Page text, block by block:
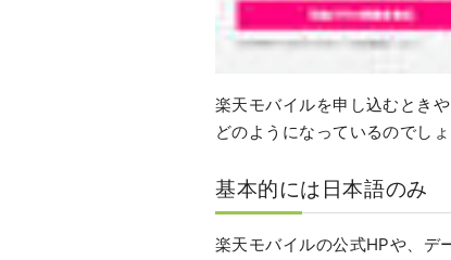
楽天モバイルを申し込むとき
どのようになっているのでしょ
基本的には日本語のみ
楽天モバイルの公式HPや、デ